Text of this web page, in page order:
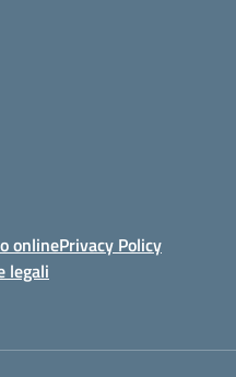
onlinePrivacy Policy
legali